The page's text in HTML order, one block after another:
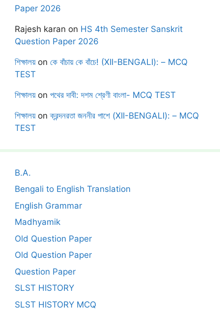
Paper 2026
Rajesh karan on HS 4th Semester Sanskrit
Question Paper 2026
শিক্ষালয়on কে বাঁচায় কে বাঁচে! (XII-BENGALI): – MCQ
TEST
শিক্ষালয়on পথের দাবী: দশম শ্রেণী বাংলা- MCQ TEST
শিক্ষালয়onক্রন্দনরতা জননীর পাশে (XII-BENGALI): – MCQ
TEST
B.A.
Bengali to English Translation
English Grammar
Madhyamik
Old Question Paper
Old Question Paper
Question Paper
SLST HISTORY
SLST HISTORY MCQ